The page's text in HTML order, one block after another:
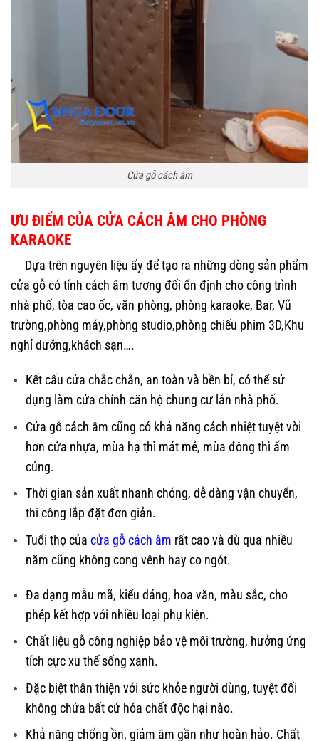
Cửa gỗ cách âm
ƯU ĐIỂM CỦA CỬA CÁCH ÂM CHO PHÒNG
KARAOKE
Dựa trên nguyên liệu ấy để tạo ra những dòng sản phẩm
cửa gỗ có tính cách âm tương đối ổn định cho công trình
nhà phố, tòa cao ốc, văn phòng, phòng karaoke, Bar, Vũ
trường,phòng máy,phòng studio,phòng chiếu phim 3D,Khu
nghỉ dưỡng,khách sạn….
Kết cấu cửa chắc chắn, an toàn và bền bỉ, có thể sử
dụng làm cửa chính căn hộ chung cư lẫn nhà phố.
Cửa gỗ cách âm cũng có khả năng cách nhiệt tuyệt vời
hơn cửa nhựa, mùa hạ thì mát mẻ, mùa đông thì ấm
cúng.
Thời gian sản xuất nhanh chóng, dễ dàng vận chuyển,
thi công lắp đặt đơn giản.
Tuổi thọ của cửa gỗ cách âm rất cao và dù qua nhiều
năm cũng không cong vênh hay co ngót.
Đa dạng mẫu mã, kiểu dáng, hoa văn, màu sắc, cho
phép kết hợp với nhiều loại phụ kiện.
Chất liệu gỗ công nghiệp bảo vệ môi trường, hưởng ứng
tích cực xu thế sống xanh.
Đặc biệt thân thiện với sức khỏe người dùng, tuyệt đối
không chứa bất cứ hóa chất độc hại nào.
Khả năng chống ồn, giảm âm gần như hoàn hảo. Chất